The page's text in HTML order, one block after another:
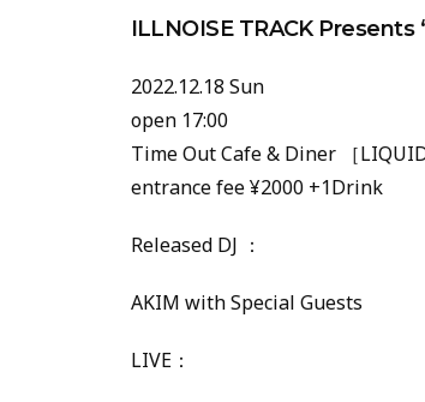
ILLNOISE TRACK Presents
2022.12.18 Sun
open 17:00
Time Out Cafe & Diner ［
entrance fee ¥2000 +1Drink
Released DJ ：
AKIM with Special Guests
LIVE：